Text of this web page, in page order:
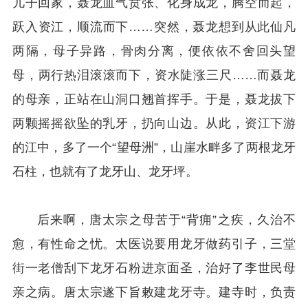
跃入资江，顺流而下……突然，聂龙想到从此仙凡
两隔，母子异路，骨肉分离，便依依不舍回头望
母，两行热泪滚滚而下，资水陡涨三尺……而聂龙
的母亲，正站在山洞口翘首挥手。于是，聂龙拔下
两颗摇摇欲坠的乳牙，扔向山边。从此，资江下游
的江中，多了一个“望母洲”，山崖水畔多了两根龙牙
石柱，也就有了龙牙山、龙牙坪。
后来啊，唐太宗之母苦于“背痈”之疾，久治不
愈，有性命之忧。太医说要用龙牙做药引子，三堂
街一老僧刮下龙牙石粉进京面圣，治好了李世民母
亲之病。唐太宗遂下旨敕建龙牙寺。建寺时，负责